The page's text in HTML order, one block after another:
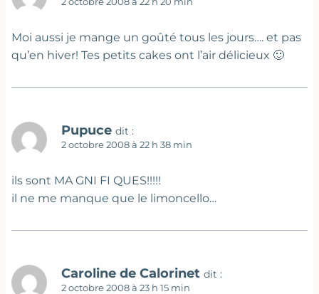
Moi aussi je mange un goûté tous les jours…. et pas
qu’en hiver! Tes petits cakes ont l’air délicieux 🙂
Pupuce dit :
2 octobre 2008 à 22 h 38 min
ils sont MA GNI FI QUES!!!!!
il ne me manque que le limoncello…
Caroline de Calorinet dit :
2 octobre 2008 à 23 h 15 min